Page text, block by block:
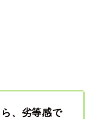
、劣等感で